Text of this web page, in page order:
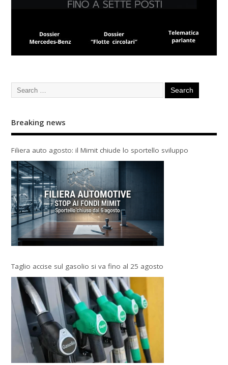
Breaking news
Filiera auto agosto: il Mimit chiude lo sportello sviluppo
Taglio accise sul gasolio si va fino al 25 agosto